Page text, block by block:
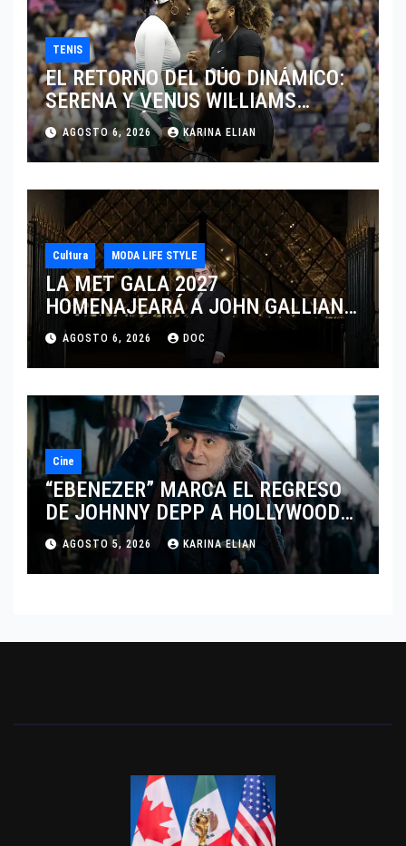
TENIS
EL RETORNO DEL DÚO DINÁMICO:
SERENA Y VENUS WILLIAMS
DISPUTARÁN LOS DOBLES EN
CINCINNATI 2026
AGOSTO 6, 2026 KARINA ELIAN
Cultura MODA LIFE STYLE
LA MET GALA 2027
HOMENAJEARÁ A JOHN GALLIANO
MARCANDO EL REGRESO DEL REY
DEL DRAMATISMO
AGOSTO 6, 2026 DOC
Cine
“EBENEZER” MARCA EL REGRESO
DE JOHNNY DEPP A HOLLYWOOD
TRAS SU PASO POR EL CINE
INDEPENDIENTE EUROPEO
AGOSTO 5, 2026 KARINA ELIAN